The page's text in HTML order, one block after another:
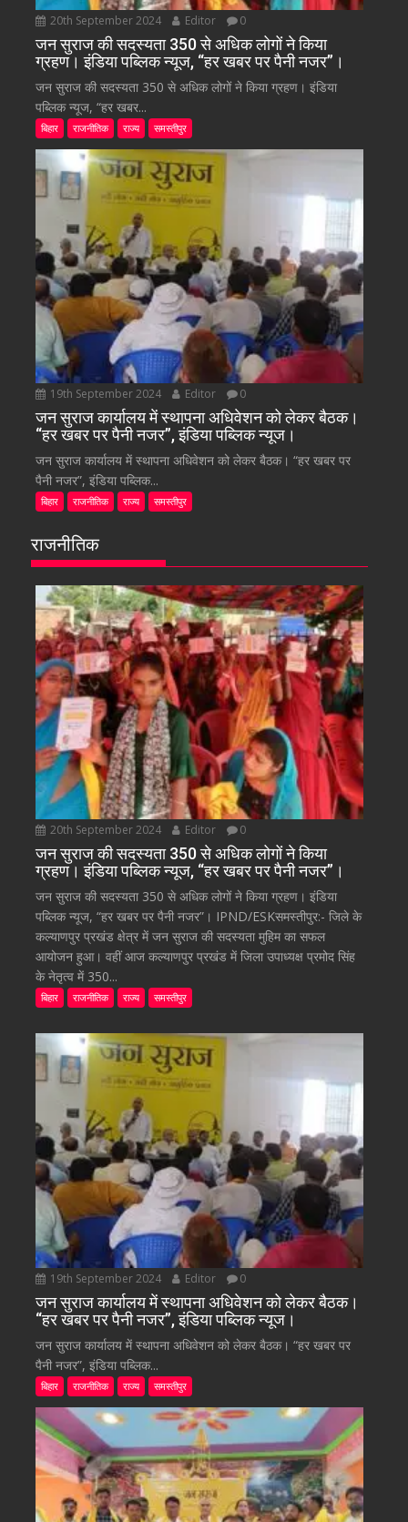
20th September 2024 Editor 0
जन सुराज की सदस्यता 350 से अधिक लोगों ने किया
ग्रहण। इंडिया पब्लिक न्यूज, “हर खबर पर पैनी नजर”।
जन सुराज की सदस्यता 350 से अधिक लोगों ने किया ग्रहण। इंडिया
पब्लिक न्यूज, “हर खबर...
बिहार राजनीतिक राज्य समस्तीपुर
19th September 2024 Editor 0
जन सुराज कार्यालय में स्थापना अधिवेशन को लेकर बैठक।
“हर खबर पर पैनी नजर”, इंडिया पब्लिक न्यूज।
जन सुराज कार्यालय में स्थापना अधिवेशन को लेकर बैठक। “हर खबर पर
पैनी नजर”, इंडिया पब्लिक...
बिहार राजनीतिक राज्य समस्तीपुर
राजनीतिक
20th September 2024 Editor 0
जन सुराज की सदस्यता 350 से अधिक लोगों ने किया
ग्रहण। इंडिया पब्लिक न्यूज, “हर खबर पर पैनी नजर”।
जन सुराज की सदस्यता 350 से अधिक लोगों ने किया ग्रहण। इंडिया
पब्लिक न्यूज, “हर खबर पर पैनी नजर”। IPND/ESKसमस्तीपुर:- जिले के
कल्याणपुर प्रखंड क्षेत्र में जन सुराज की सदस्यता मुहिम का सफल
आयोजन हुआ। वहीं आज कल्याणपुर प्रखंड में जिला उपाध्यक्ष प्रमोद सिंह
के नेतृत्व में 350...
बिहार राजनीतिक राज्य समस्तीपुर
19th September 2024 Editor 0
जन सुराज कार्यालय में स्थापना अधिवेशन को लेकर बैठक।
“हर खबर पर पैनी नजर”, इंडिया पब्लिक न्यूज।
जन सुराज कार्यालय में स्थापना अधिवेशन को लेकर बैठक। “हर खबर पर
पैनी नजर”, इंडिया पब्लिक...
बिहार राजनीतिक राज्य समस्तीपुर